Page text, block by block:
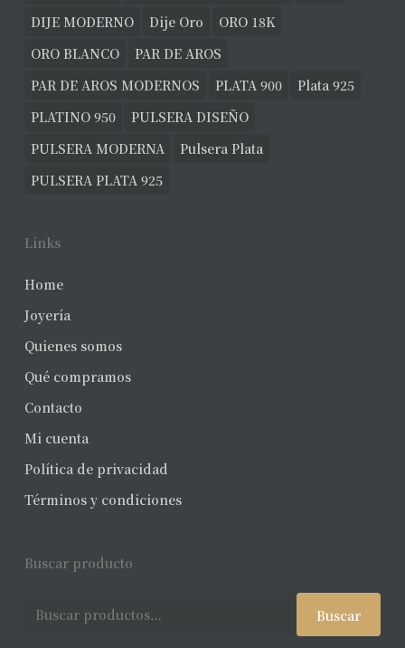
DIJE MODERNO
Dije Oro
ORO 18K
ORO BLANCO
PAR DE AROS
PAR DE AROS MODERNOS
PLATA 900
Plata 925
PLATINO 950
PULSERA DISEÑO
PULSERA MODERNA
Pulsera Plata
PULSERA PLATA 925
Links
Home
Joyería
Quienes somos
Qué compramos
Contacto
Mi cuenta
Política de privacidad
Términos y condiciones
Buscar producto
Buscar